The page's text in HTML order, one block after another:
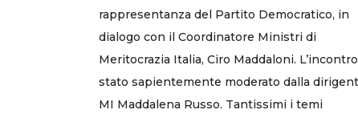
rappresentanza del Partito Democratico, in
dialogo con il Coordinatore Ministri di
Meritocrazia Italia, Ciro Maddaloni.
stato sapientemente moderato dalla
MI Maddalena Russo. Tantissimi i temi